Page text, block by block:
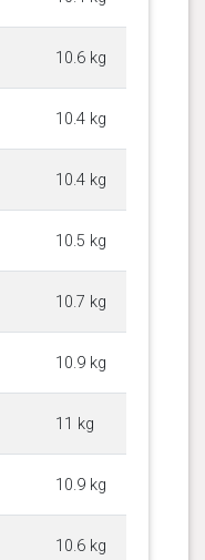
10.6 kg
10.4 kg
10.4 kg
10.5 kg
10.7 kg
10.9 kg
11 kg
10.9 kg
10.6 kg